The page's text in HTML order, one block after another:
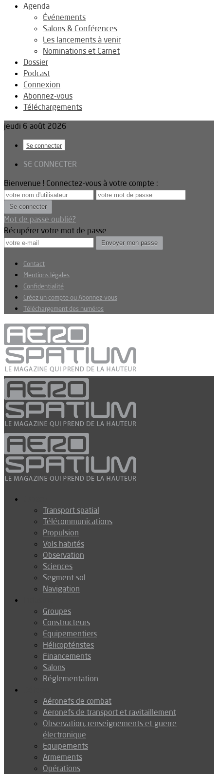
Agenda
Événements
Salons & Conférences
Les lancements à venir
Nominations et Carnet
Dossier
Podcast
Connexion
Abonnez-vous
Téléchargements
jeudi 6 août 2026
Se connecter
SE CONNECTER
Bienvenue ! Connectez-vous à votre compte :
Mot de passe oublié?
Récupérer votre mot de passe
Contact
Mentions légales
Confidentialité
Créez un compte ou Abonnez-vous
Téléchargement des numéros
Transport spatial
Télécommunications
Propulsion
Vols habités
Observation
Sciences
Segment sol
Navigation
Groupes
Constructeurs
Equipementiers
Hélicoptéristes
Financements
Salons
Réglementation
Aéronefs de combat
Aeronefs de transport et ravitaillement
Observation, renseignements et guerre
électronique
Equipements
Armements
Opérations